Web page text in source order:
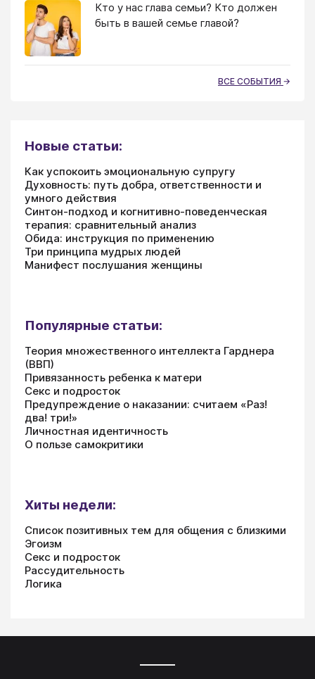
Кто у нас глава семьи? Кто должен
быть в вашей семье главой?
ВСЕ СОБЫТИЯ
Новые статьи:
Как успокоить эмоциональную супругу
Духовность: путь добра, ответственности и
умного действия
Синтон-подход и когнитивно-поведенческая
терапия: сравнительный анализ
Обида: инструкция по применению
Три принципа мудрых людей
Манифест послушания женщины
Популярные статьи:
Теория множественного интеллекта Гарднера
(ВВП)
Привязанность ребенка к матери
Секс и подросток
Предупреждение о наказании: считаем «Раз!
два! три!»
Личностная идентичность
О пользе самокритики
Хиты недели:
Список позитивных тем для общения с близкими
Эгоизм
Секс и подросток
Рассудительность
Логика